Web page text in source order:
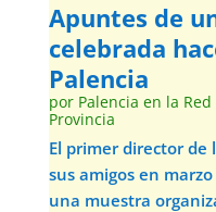
Apuntes de
celebrada
Palencia
por Palencia en la Red
Provincia
El primer director de
sus amigos en
una muestra